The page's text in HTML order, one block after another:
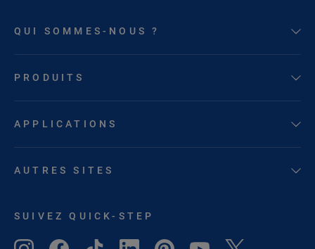
QUI SOMMES-NOUS ?
PRODUITS
APPLICATIONS
AUTRES SITES
SUIVEZ QUICK-STEP